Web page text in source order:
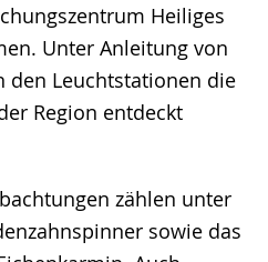
Heiliges
Unter Anleitung von
den Leuchtstationen die
Region entdeckt
zählen unter
sowie das